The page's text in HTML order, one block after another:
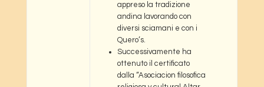
appreso la tradizione
andina lavorando con
diversi sciamani e con i
Quero’s.
Successivamente ha
ottenuto il certificato
dalla “Asociacion filosofica